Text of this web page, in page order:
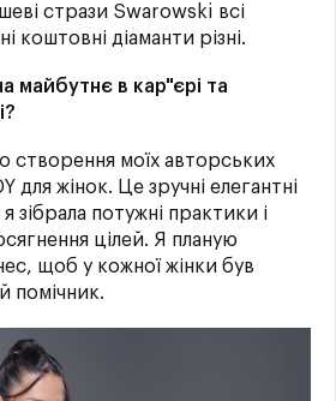
стрази Swarowski всі
коштовні діаманти різні.
майбутнє в кар"єрі та
створення моїх авторських
для жінок. Це зручні елегантні
зібрала потужні практики і
цілей. Я планую
щоб у кожної жінки був
помічник.